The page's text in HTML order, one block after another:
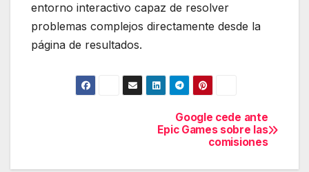
entorno interactivo capaz de resolver
problemas complejos directamente desde la
página de resultados.
Google cede ante
Epic Games sobre las
comisiones